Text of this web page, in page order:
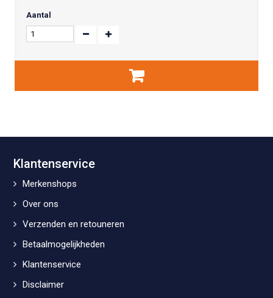
Aantal
Klantenservice
Merkenshops
Over ons
Verzenden en retouneren
Betaalmogelijkheden
Klantenservice
Disclaimer